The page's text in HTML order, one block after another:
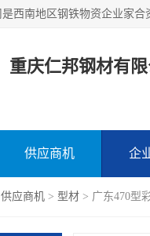
重庆仁邦钢材有限
供应商机 企
供应商机 > 型材 > 广东470型